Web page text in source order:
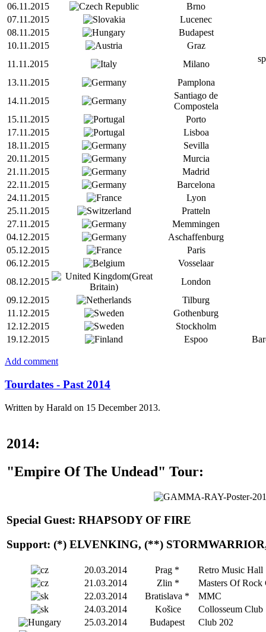
06.11.2015
Brno
07.11.2015
Lucenec
08.11.2015
Budapest
10.11.2015
Graz
11.11.2015
Milano
13.11.2015
Pamplona
14.11.2015
Santiago de
Compostela
15.11.2015
Porto
17.11.2015
Lisboa
18.11.2015
Sevilla
20.11.2015
Murcia
21.11.2015
Madrid
22.11.2015
Barcelona
24.11.2015
Lyon
25.11.2015
Pratteln
27.11.2015
Memmingen
04.12.2015
Aschaffenburg
05.12.2015
Paris
06.12.2015
Vosselaar
08.12.2015
London
09.12.2015
Tilburg
11.12.2015
Gothenburg
12.12.2015
Stockholm
19.12.2015
Espoo
Add comment
Tourdates - Past 2014
Written by Harald on 15 December 2013.
2014:
"Empire Of The Undead" Tour:
Special Guest: RHAPSODY OF FIRE
Support: (*) ELVENKING, (**)
20.03.2014 Prag *
Retro Music Hall
21.03.2014
Zlin *
Masters Of Rock
22.03.2014
Bratislava *
MMC
24.03.2014
Košice
Collosseum Club
25.03.2014
Budapest
Club 202